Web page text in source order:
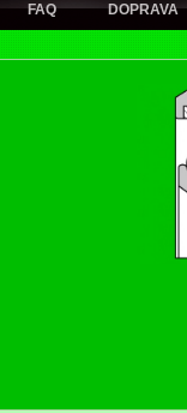
FAQ DOPRAVA